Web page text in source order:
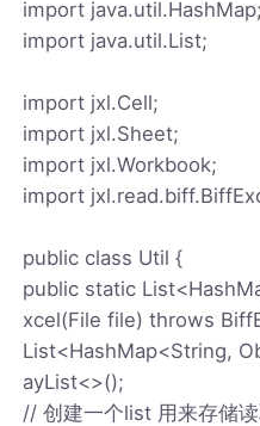
import java.util.HashMap;
import java.util.List;
import jxl.Cell;
import jxl.Sheet;
import jxl.Workbook;
import
public class Util {
public static
xcel(File file) throws
List<HashMap<String,
ayList<>();
// 创建一个list 用来存储